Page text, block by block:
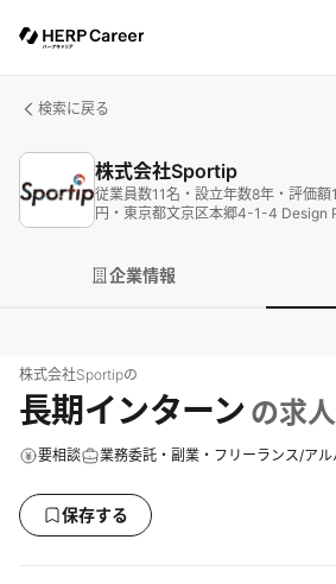
検索に戻る
株式会社Sportip
従業員数11名 ・ 設立年数8年 ・ 評価額
円 ・ 東京都文京区本郷4-1-4 Design
企業情報
株式会社Sportipの
長期インターン の求人
要相談 業務委託・副業・フリーランス/アル
保存する